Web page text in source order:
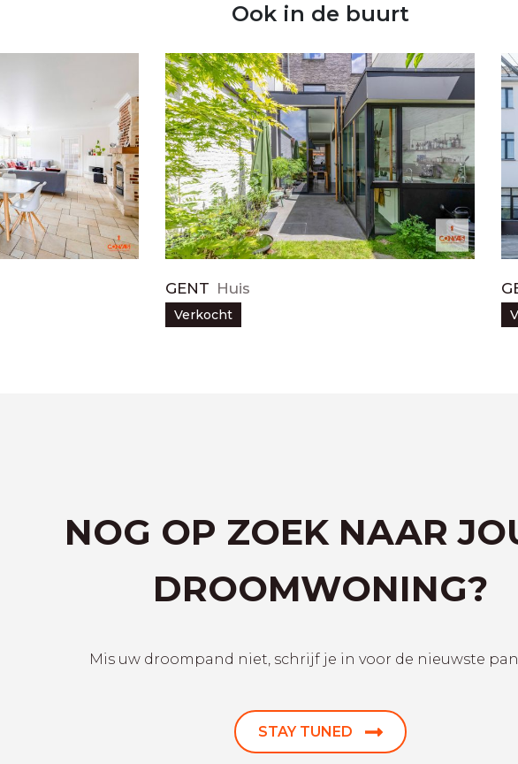
Ook in de buurt
GENT Huis
Verkocht
NOG OP ZOEK NAAR
DROOMWONING?
Mis uw droompand niet, schrijf je in voor de nieuwste
STAY TUNED